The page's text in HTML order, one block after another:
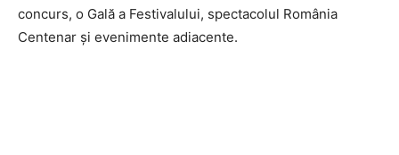
concurs, o Gală a Festivalului, spectacolul România
Centenar şi evenimente adiacente.